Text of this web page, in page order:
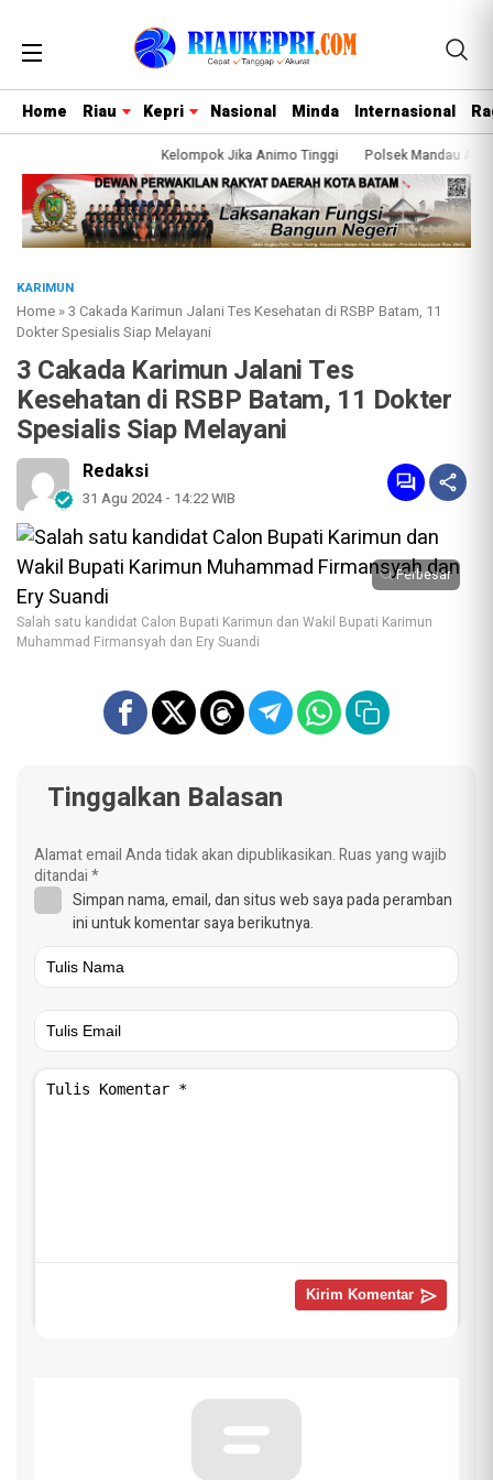
Home Riau Kepri Nasional Minda Internasional
Siap Tambah Kelompok Jika Animo Tinggi Polsek Mandau
KARIMUN
Home »3 Cakada Karimun Jalani Tes Kesehatan di RSBP Batam, 11
Dokter Spesialis Siap Melayani
3 Cakada Karimun Jalani Tes
Kesehatan di RSBP Batam, 11 Dokter
Spesialis Siap Melayani
Redaksi
31 Agu 2024 - 14:22 WIB
Perbesar
Salah satu kandidat Calon Bupati Karimun dan Wakil Bupati Karimun
Muhammad Firmansyah dan Ery Suandi
Tinggalkan Balasan
Alamat email Anda tidak akan dipublikasikan.Ruas yang wajib
ditandai*
Simpan nama, email, dan situs web saya pada peramban
ini untuk komentar saya berikutnya.